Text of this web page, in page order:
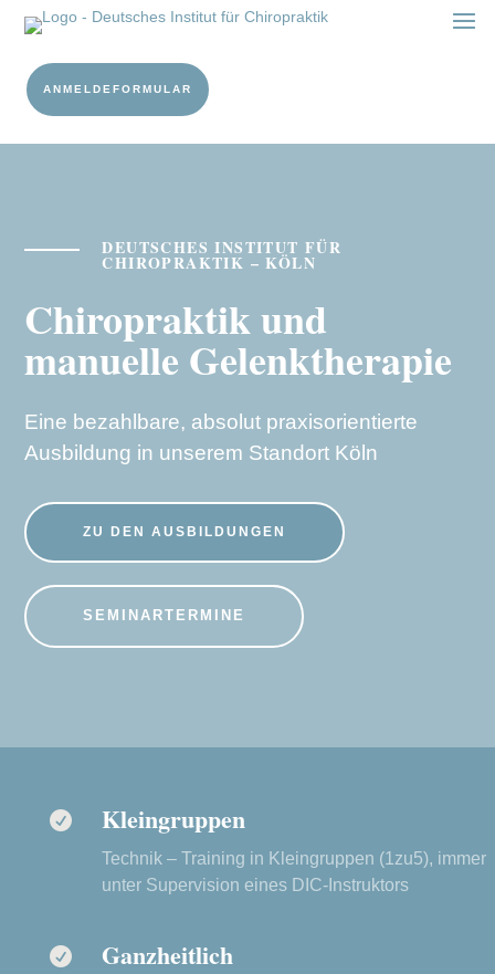
ANMELDEFORMULAR
DEUTSCHES INSTITUT FÜR
CHIROPRAKTIK – KÖLN
Chiropraktik und
manuelle Gelenktherapie
Eine bezahlbare, absolut praxisorientierte
Ausbildung in unserem Standort Köln
ZU DEN AUSBILDUNGEN
SEMINARTERMINE
 Kleingruppen
Technik – Training in Kleingruppen (1zu5), immer
unter Supervision eines DIC-Instruktors
 Ganzheitlich